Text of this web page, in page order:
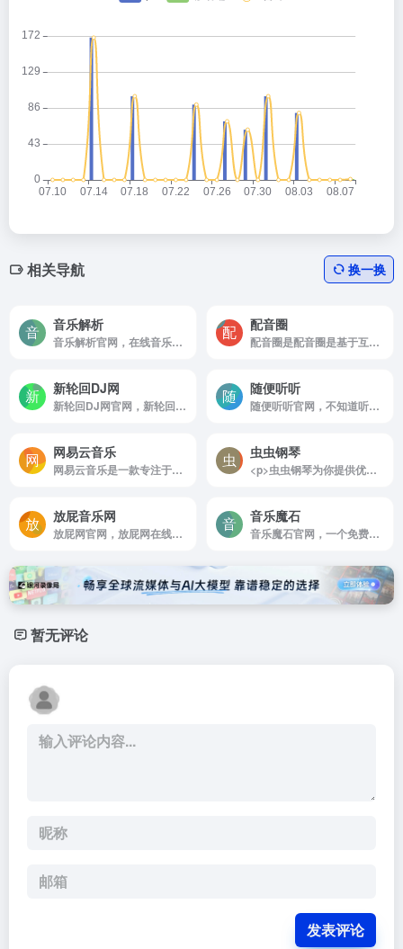
相关导航 换一换
音乐解析
音乐解析官网，在线音乐解析
配音圈
配音圈是配音圈是基于互联网配音服务为用户和配音员一对一在线交易配音服务的新型兼职平台，加盟专业配音员10000+，能完成各种类型的配音服务。在线网络配音就上配音圈，没有中间商，让配...
新轮回DJ网
新轮回DJ网官网，新轮回DJ网精品DJ舞曲汇聚，每天更新快人一步，专业DJ团队精心制作好听的串烧，打造车载DJ舞曲，为DJ工作者收录国外DJ舞曲，提供高音质在线试听及MP3下载，全方位满足DJ工作者及音乐爱好者的需求。
随便听听
随便听听官网，不知道听什么歌，这里随机播放热门推荐歌曲免费在线播放下载，这里至少收集了过万首热门在网络上最全的音乐
网易云音乐
网易云音乐是一款专注于发现与分享的音乐产品
虫虫钢琴
<p>虫虫钢琴为你提供优质的免费钢琴谱资源,合集钢琴谱，钢琴曲试听，钢琴演奏，琴友交流的音乐平台</p>
放屁音乐网
放屁网官网，放屁网在线音乐搜索，可以在线免费下载全网MP3付费歌曲、流行音乐、经典老歌等。曲库完整，更新迅速，试听流畅，支持高品质|无损音质~
音乐魔石
音乐魔石官网，一个免费的音乐在线播放网站，支持音乐下载
暂无评论
发表评论